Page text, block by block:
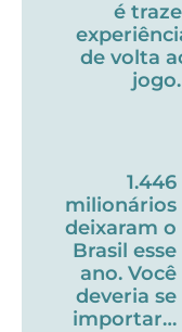
é
de volta
1.446
milionários
deixaram o
Brasil esse
ano. Você
deveria se
importar…